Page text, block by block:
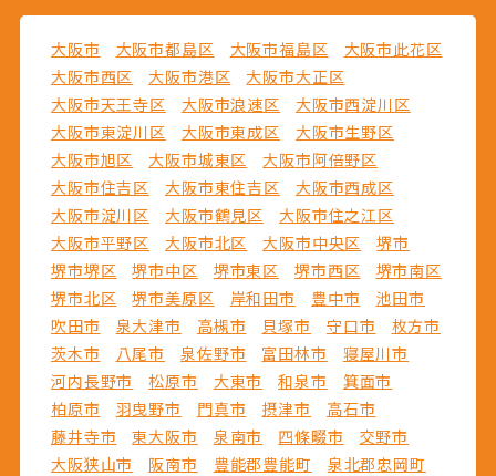
大阪市 大阪市都島区 大阪市福島区
大阪市此花区
大阪市西区
大阪市港区
大阪市大正区
大阪市天王寺区
大阪市浪速区
大阪市西淀川区
大阪市東淀川区
大阪市東成区
大阪市生野区
大阪市旭区
大阪市城東区
大阪市阿倍野区
大阪市住吉区
大阪市東住吉区
大阪市西成区
大阪市淀川区
大阪市鶴見区
大阪市住之江区
大阪市平野区
大阪市北区 大阪市中央区
堺市
堺市堺区
堺市中区 堺市東区 堺市西区
堺市南区
堺市北区
堺市美原区 岸和田市 豊中市
池田市
吹田市
泉大津市 高槻市 貝塚市 守口市
枚方市
茨木市
八尾市 泉佐野市 富田林市
寝屋川市
河内長野市
松原市 大東市 和泉市
箕面市
柏原市
羽曳野市 門真市 摂津市
高石市
藤井寺市
東大阪市 泉南市 四條畷市
交野市
大阪狭山市
阪南市 豊能郡豊能町
泉北郡忠岡町